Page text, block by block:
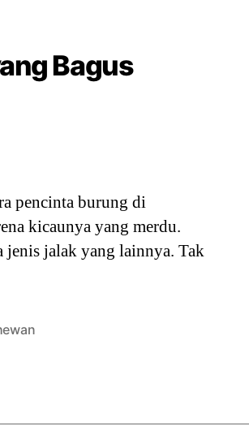
Bagus
pencinta burung di
kicaunya yang merdu.
jalak yang lainnya. Tak